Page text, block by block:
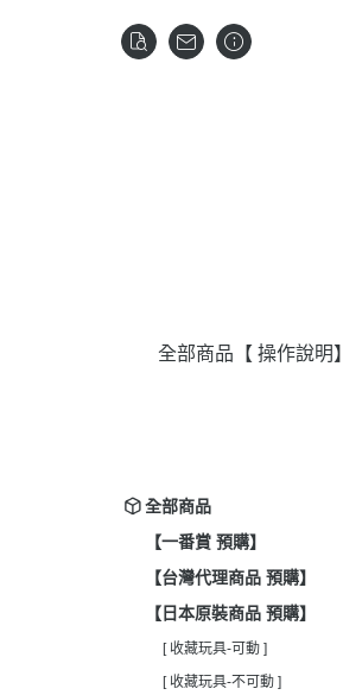
全部商品 【 操作說明】
全部商品
【一番賞 預購】
【台灣代理商品 預購】
【日本原裝商品 預購】
[ 收藏玩具-可動 ]
[ 收藏玩具-不可動 ]